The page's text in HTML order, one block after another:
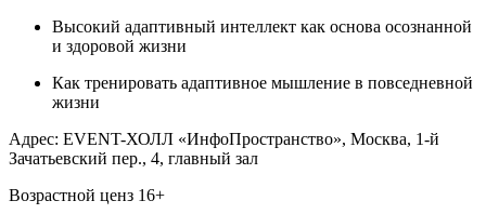
Высокий адаптивный интеллект как основа осознанной
и здоровой жизни
Как тренировать адаптивное мышление в повседневной
жизни
Адрес: EVENT-ХОЛЛ «ИнфоПространство», Москва, 1-й
Зачатьевский пер., 4, главный зал
Возрастной ценз 16+